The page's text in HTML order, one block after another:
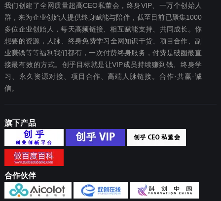
我们创建了全网质量超高CEO私董会，终身VIP、一万个创始人
群，来为企业创始人提供终身赋能与陪伴，截至目前已聚集1000
多位企业创始人，每天高频链接、相互赋能支持、共同成长。你
想要‬的资源，人脉、终身免费学习全网知识干货、项目合作、副
业赚钱等等福利我们都‬有，一次付费终‬身服务，付费是破圈最‬直
接最有效‬的方式。创乎目标就是让VIP成员持续赚到钱、终身学
习、永久资源对接、项目合作、高端人脉链接。合作·共赢·诚
信。
旗下产品
合作伙伴